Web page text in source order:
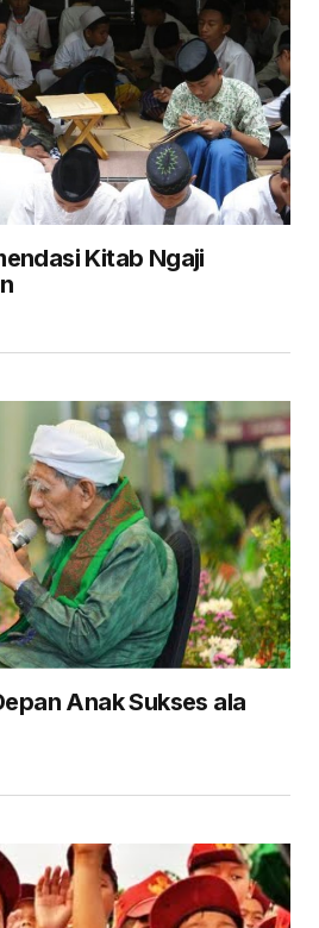
Kitab Ngaji
Anak Sukses ala